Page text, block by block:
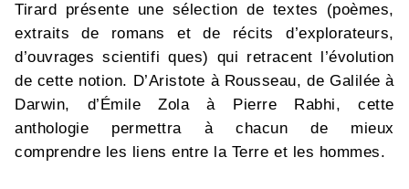
Tirard présente une sélection de textes (poèmes,
extraits de romans et de récits d’explorateurs,
d’ouvrages scientifi ques) qui retracent l’évolution
de cette notion. D’Aristote à Rousseau, de Galilée à
Darwin, d’Émile Zola à Pierre Rabhi, cette
anthologie permettra à chacun de mieux
comprendre les liens entre la Terre et les hommes.